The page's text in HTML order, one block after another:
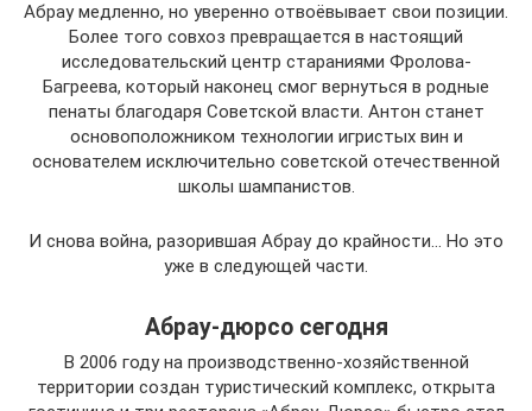
Абрау медленно, но уверенно отвоёвывает свои позиции.
Более того совхоз превращается в настоящий
исследовательский центр стараниями Фролова-
Багреева, который наконец смог вернуться в родные
пенаты благодаря Советской власти. Антон станет
основоположником технологии игристых вин и
основателем исключительно советской отечественной
школы шампанистов.
И снова война, разорившая Абрау до крайности… Но это
уже в следующей части.
Абрау-дюрсо сегодня
В 2006 году на производственно-хозяйственной
территории создан туристический комплекс, открыта